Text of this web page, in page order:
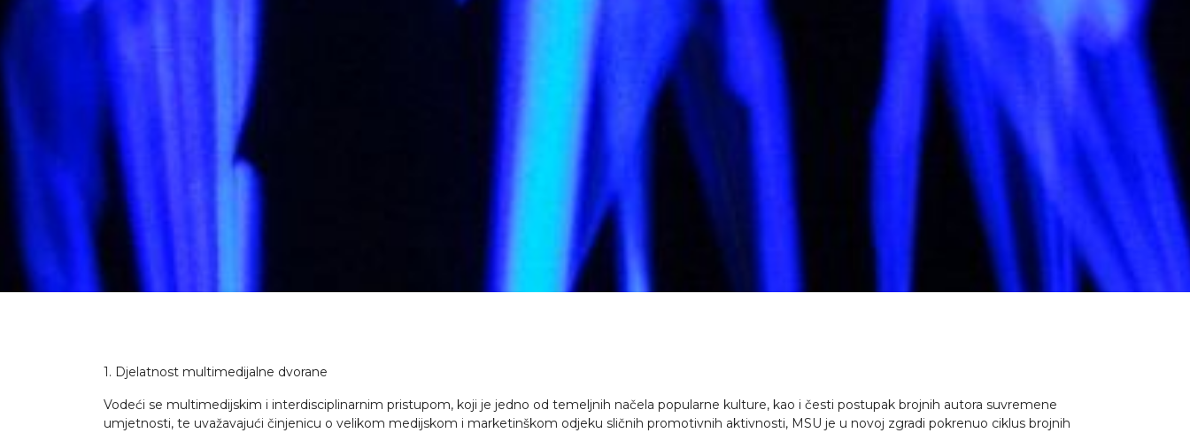
1. Djelatnost multimedijalne dvorane
Vodeći se multimedijskim i interdisciplinarnim pristupom, koji je jedno od temeljnih načela popularne kulture, kao i česti postupak brojnih autora suvremene
umjetnosti, te uvažavajući činjenicu o velikom medijskom i marketinškom odjeku sličnih promotivnih aktivnosti, MSU je u novoj zgradi pokrenuo ciklus brojnih